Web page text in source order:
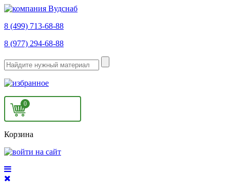
8 (499) 713-68-88
8 (977) 294-68-88
0
Корзина